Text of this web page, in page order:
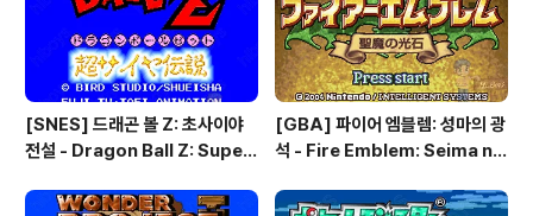
[SNES] 드래곤 볼 Z: 초사이야
전설 - Dragon Ball Z: Super
초 사이야인 전설 - ドラゴンボー
[GBA] 파이어 엠블렘: 성마의 광
석 - Fire Emblem: Seima no
ム 聖魔の光石, 파이어 엠블렘: